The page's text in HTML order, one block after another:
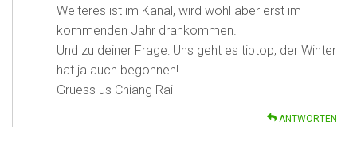
Weiteres ist im Kanal, wird wohl aber erst im
kommenden Jahr drankommen.
Und zu deiner Frage: Uns geht es tiptop, der Winter
hat ja auch begonnen!
Gruess us Chiang Rai
ANTWORTEN